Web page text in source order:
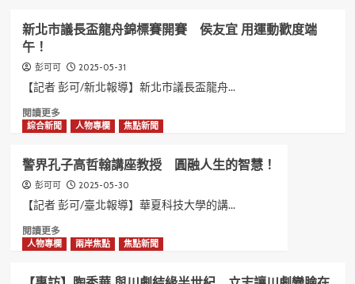
救
援
分
物
種！
文
一
警
抱
出
受
犬
民
臉
新北市議長盃龍舟錦標賽開賽 侯友宜 用運動歡度端
午！
彭可可 2025-05-31
【記者 彭可/新北報導】新北市議長盃龍舟...
閱讀更多Read
more
新
北
市
議
盃
龍
錦
綜合新聞 人物專欄 焦點新聞
警界孔子高哲翰講座教授 圓融人生的智慧！
彭可可 2025-05-30
【記者 彭可/臺北報導】華夏科技大學的講...
閱讀更多Read
more
警
人物專欄 兩岸焦點 焦點新聞